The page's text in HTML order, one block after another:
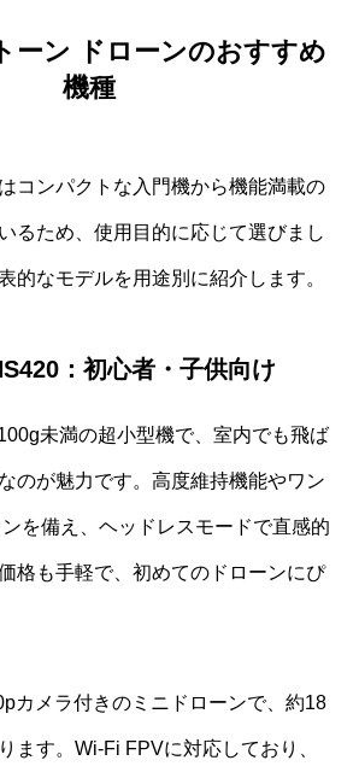
ーン ドローンのおすすめ
機種
コンパクトな入門機から機能満載の
るため、使用目的に応じて選びまし
的なモデルを用途別に紹介します。
：初心者・子供向け
未満の超小型機で、室内でも飛ば
のが魅力です。高度維持機能やワン
を備え、ヘッドレスモードで直感的
格も手軽で、初めてのドローンにぴ
カメラ付きのミニドローンで、約18
ます。Wi-Fi FPVに対応しており、